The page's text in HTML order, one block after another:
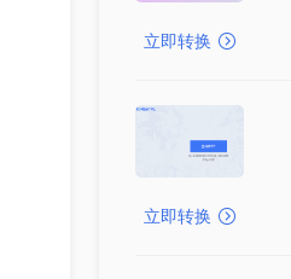
立即转换
立即转换